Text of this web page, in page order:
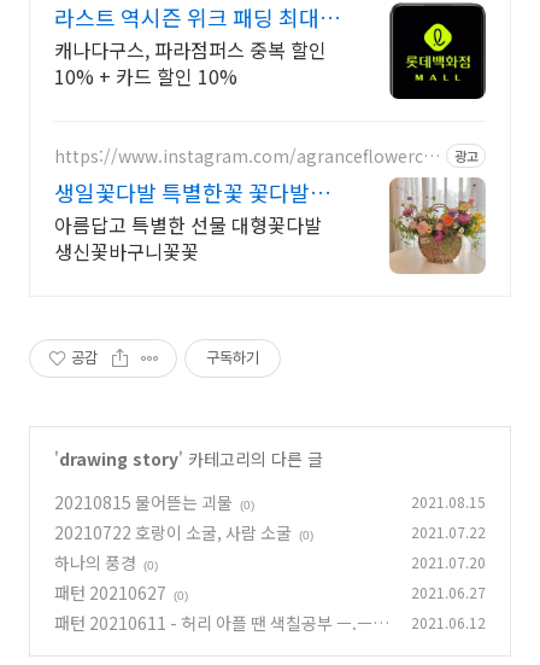
라스트 역시즌 위크 패딩 최대
74% 할인
캐나다구스, 파라점퍼스 중복 할인
10% + 카드 할인 10%
https://www.instagram.com/agranceflowercaf
광고
생일꽃다발 특별한꽃 꽃다발꽃
바구니꽃클래스상시모집
아름답고 특별한 선물 대형꽃다발
생신꽃바구니꽃꽃
공감 구독하기
'drawing story' 카테고리의 다른 글
20210815 물어뜯는 괴물
(0) 2021.08.15
20210722 호랑이 소굴, 사람 소굴 (0) 2021.07.22
하나의 풍경 (0) 2021.07.20
패턴 20210627 (0) 2021.06.27
패턴 20210611 - 허리 아플 땐 색칠공부 ㅡ.ㅡ 2021.06.12